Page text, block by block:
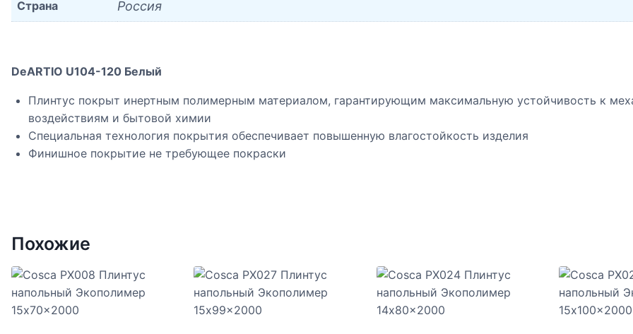
Страна Россия
DeARTIO U104-120 Белый
Плинтус покрыт инертным полимерным материалом, гарантирующим максимальную устойчивость к
воздействиям и бытовой химии
Специальная технология покрытия обеспечивает повышенную влагостойкость изделия
Финишное покрытие не требующее покраски
Похожие